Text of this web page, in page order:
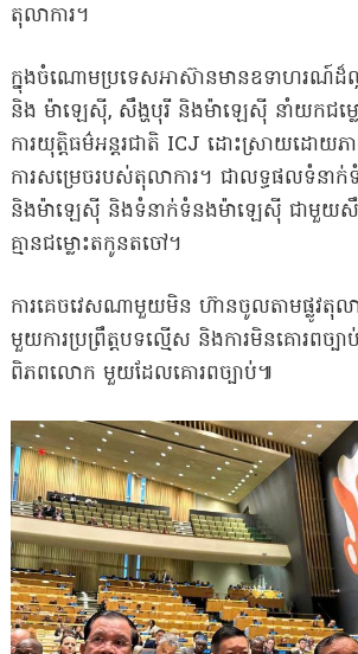
តុលាការ។
ក្នុងចំណោមប្រទេសអាស៊ានមានឧទាហរណ៍ដ៏
និង ម៉ាឡេសុី, សឹង្ហបុរី និងម៉ាឡេសុី នាំយកជម្
ការយុត្តិធម៌អន្តរជាតិ ICJ ដោះស្រាយដោយ
ការសម្រេចរបស់តុលាការ។ ជាលទ្ធផលទំនាក់
និងម៉ាឡេសុី និងទំនាក់ទំនងម៉ាឡេសុី ជាមួយសឹង្
គ្មានជម្លោះតកូនតចៅ។
ការគេចវេសណាមួយមិន ហ៊ានចូលតាមផ្លូវតុលា
មួយការប្រព្រឹត្តបទល្មើស និងការមិនគោរពច្បា
ពិភពលោក មួយដែលគោរពច្បាប់៕